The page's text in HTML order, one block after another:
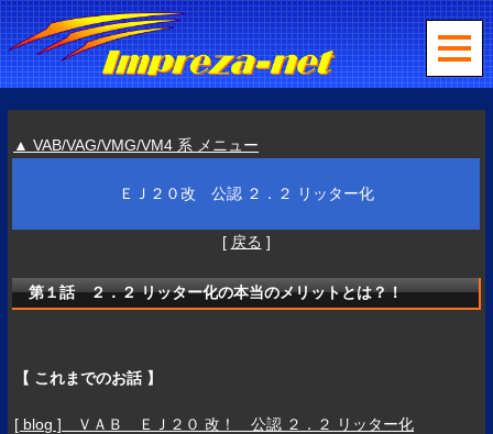
▲ VAB/VAG/VMG/VM4 系 メニュー
ＥＪ２０改 公認 ２．２ リッター化
[ 戻る ]
第１話 ２．２ リッター化の本当のメリットとは？！
【 これまでのお話 】
[ blog ] ＶＡＢ ＥＪ２０ 改！ 公認 ２．２ リッター化